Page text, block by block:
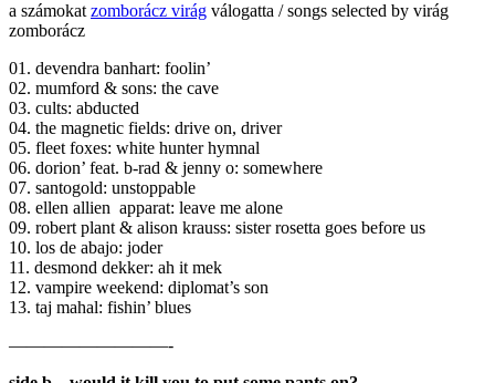
a számokat zomborácz virág válogatta / songs selected by virág
zomborácz
01. devendra banhart: foolin’
02. mumford & sons: the cave
03. cults: abducted
04. the magnetic fields: drive on, driver
05. fleet foxes: white hunter hymnal
06. dorion’ feat. b-rad & jenny o: somewhere
07. santogold: unstoppable
08. ellen allien apparat: leave me alone
09. robert plant & alison krauss: sister rosetta goes before us
10. los de abajo: joder
11. desmond dekker: ah it mek
12. vampire weekend: diplomat’s son
13. taj mahal: fishin’ blues
—————————-